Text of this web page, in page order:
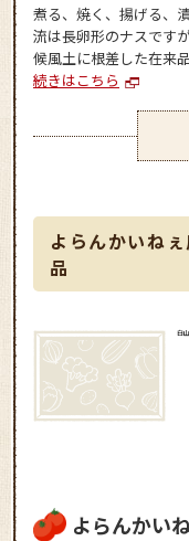
煮る、焼く、揚げる、
流は長卵形のナスです
候風土に根差した在来
続きはこちら
よらんかいね
品
白
よらんかい